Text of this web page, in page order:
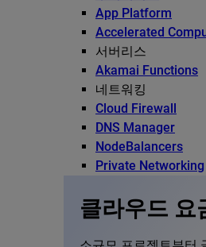
App Platform
Accelerated
서버리스
Akamai Functions
네트워킹
Cloud Firewall
DNS Manager
NodeBalancers
Private Networking
클라우드 요